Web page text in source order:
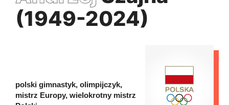
(1949-2024)
polski gimnastyk, olimpijczyk,
mistrz Europy, wielokrotny mistrz